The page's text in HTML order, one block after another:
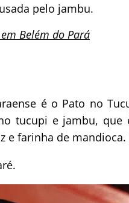
pelo jambu.
Belém do Pará
é o Pato no
tucupi e jambu, que
e farinha de